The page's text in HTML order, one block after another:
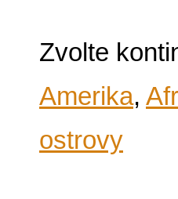
Zvolte
Amerika,
ostrovy